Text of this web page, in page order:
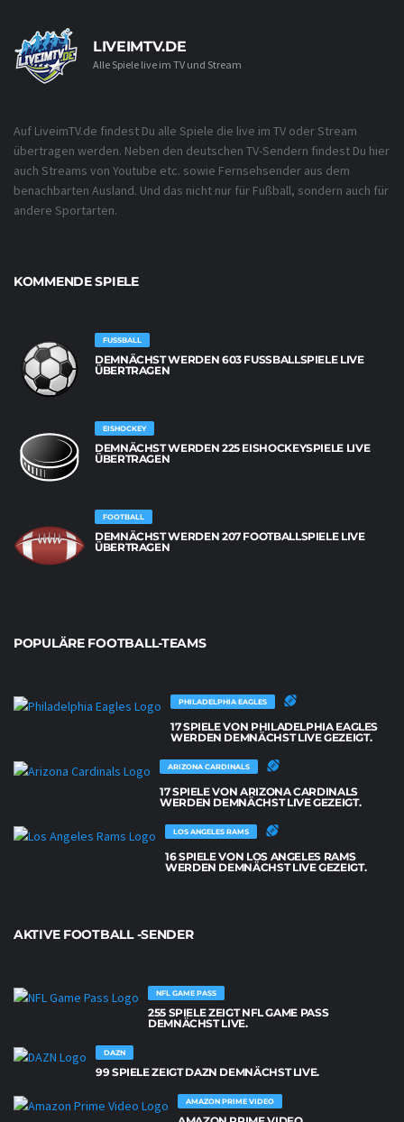
LIVEIMTV.DE
Alle Spiele live im TV und Stream
Auf LiveimTV.de findest Du alle Spiele die live im TV oder Stream
übertragen werden. Neben den deutschen TV-Sendern findest Du hier
auch Streams von Youtube etc. sowie Fernsehsender aus dem
benachbarten Ausland. Und das nicht nur für Fußball, sondern auch für
andere Sportarten.
KOMMENDE SPIELE
FUSSBALL
DEMNÄCHST WERDEN 603 FUSSBALLSPIELE LIVE Ü
BERTRAGEN
EISHOCKEY
DEMNÄCHST WERDEN 225 EISHOCKEYSPIELE LIVE
ÜBERTRAGEN
FOOTBALL
DEMNÄCHST WERDEN 207 FOOTBALLSPIELE LIVE
ÜBERTRAGEN
POPULÄRE FOOTBALL-TEAMS
PHILADELPHIA EAGLES
17 SPIELE VON PHILADELPHIA EAGLES
WERDEN DEMNÄCHST LIVE GEZEIGT.
ARIZONA CARDINALS
17 SPIELE VON ARIZONA CARDINALS
WERDEN DEMNÄCHST LIVE GEZEIGT.
LOS ANGELES RAMS
16 SPIELE VON LOS ANGELES RAMS
WERDEN DEMNÄCHST LIVE GEZEIGT.
AKTIVE FOOTBALL -SENDER
NFL GAME PASS
255 SPIELE ZEIGT NFL GAME PASS
DEMNÄCHST LIVE.
DAZN
99 SPIELE ZEIGT DAZN DEMNÄCHST LIVE.
AMAZON PRIME VIDEO